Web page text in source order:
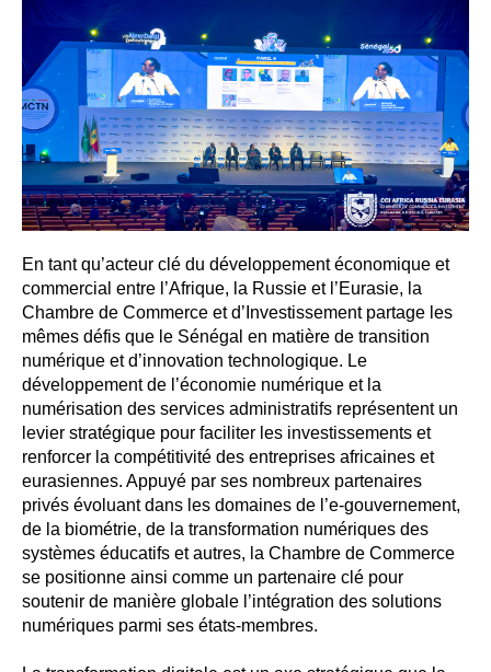
En tant qu’acteur clé du développement économique et
commercial entre l’Afrique, la Russie et l’Eurasie, la
Chambre de Commerce et d’Investissement partage les
mêmes défis que le Sénégal en matière de transition
numérique et d’innovation technologique. Le
développement de l’économie numérique et la
numérisation des services administratifs représentent un
levier stratégique pour faciliter les investissements et
renforcer la compétitivité des entreprises africaines et
eurasiennes. Appuyé par ses nombreux partenaires
privés évoluant dans les domaines de l’e-gouvernement,
de la biométrie, de la transformation numériques des
systèmes éducatifs et autres, la Chambre de Commerce
se positionne ainsi comme un partenaire clé pour
soutenir de manière globale l’intégration des solutions
numériques parmi ses états-membres.